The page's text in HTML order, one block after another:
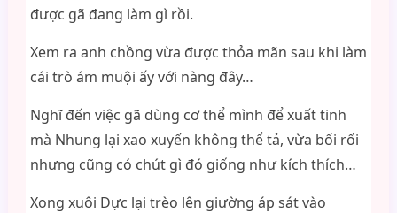
được gã đang làm gì rồi.
Xem ra anh chồng vừa được thỏa mãn sau khi làm
cái trò ám muội ấy với nàng đây…
Nghĩ đến việc gã dùng cơ thể mình để xuất tinh
mà Nhung lại xao xuyến không thể tả, vừa bối rối
nhưng cũng có chút gì đó giống như kích thích…
Xong xuôi Dực lại trèo lên giường áp sát vào